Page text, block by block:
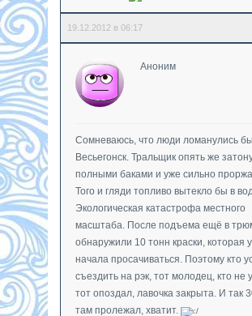
19.12.2012 в 06:17
Аноним
Сомневаюсь, что люди ломанулись
Весьегонск. Тральщик опять же
полными баками и уже сильно
Того и гляди топливо вытекло бы в
Экологическая катастрофа местного
масштаба. После подъема ещё в
обнаружили 10 тонн краски, которая
начала просачиваться. Поэтому кто
съездить на рэк, тот молодец, кто не
тот опоздал, лавочка закрыта. И так
там пролежал, хватит.